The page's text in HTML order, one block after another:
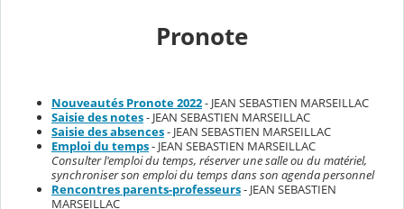
Pronote
Nouveautés Pronote 2022- JEAN SEBASTIEN MARSEILLAC
Saisie des notes- JEAN SEBASTIEN MARSEILLAC
Saisie des absences- JEAN SEBASTIEN MARSEILLAC
Emploi du temps- JEAN SEBASTIEN MARSEILLAC
Consulter l'emploi du temps, réserver une salle ou du matériel,
synchroniser son emploi du temps dans son agenda personnel
Rencontres parents-professeurs- JEAN SEBASTIEN
MARSEILLAC